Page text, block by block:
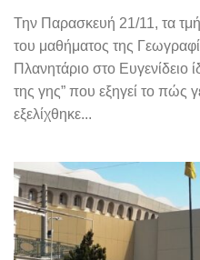
Την Παρασκευή 21/11, τα
του μαθήματος της
Πλανητάριο στο Ευγενίδειο
της γης” που εξηγεί το πώς
εξελίχθηκε...